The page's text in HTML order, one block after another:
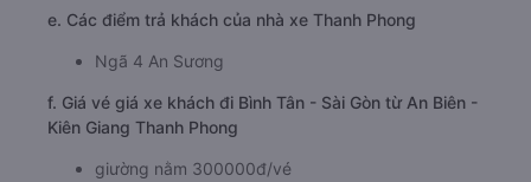
e. Các điểm trả khách của nhà xe Thanh Phong
Ngã 4 An Sương
f. Giá vé giá xe khách đi Bình Tân - Sài Gòn từ An Biên -
Kiên Giang Thanh Phong
giường nằm 300000đ/vé